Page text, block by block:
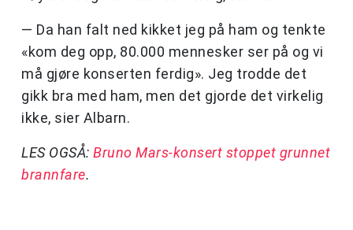
— Da han falt ned kikket jeg på ham og tenkte
«kom deg opp, 80.000 mennesker ser på og vi
må gjøre konserten ferdig». Jeg trodde det
gikk bra med ham, men det gjorde det virkelig
ikke, sier Albarn.
LES OGSÅ: Bruno Mars-konsert stoppet grunnet
brannfare.